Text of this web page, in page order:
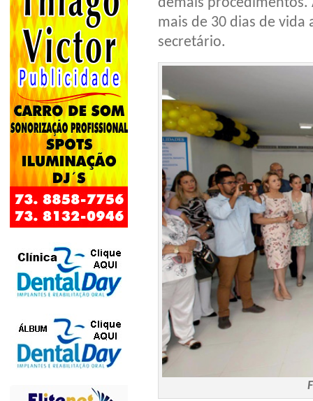
mais de 30 dias de vida
secretário.